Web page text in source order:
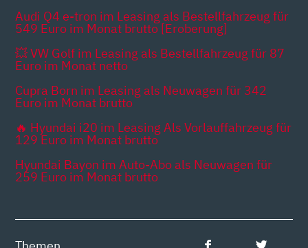
Audi Q4 e-tron im Leasing als Bestellfahrzeug für
549 Euro im Monat brutto [Eroberung]
💥 VW Golf im Leasing als Bestellfahrzeug für 87
Euro im Monat netto
Cupra Born im Leasing als Neuwagen für 342
Euro im Monat brutto
🔥 Hyundai i20 im Leasing Als Vorlauffahrzeug für
129 Euro im Monat brutto
Hyundai Bayon im Auto-Abo als Neuwagen für
259 Euro im Monat brutto